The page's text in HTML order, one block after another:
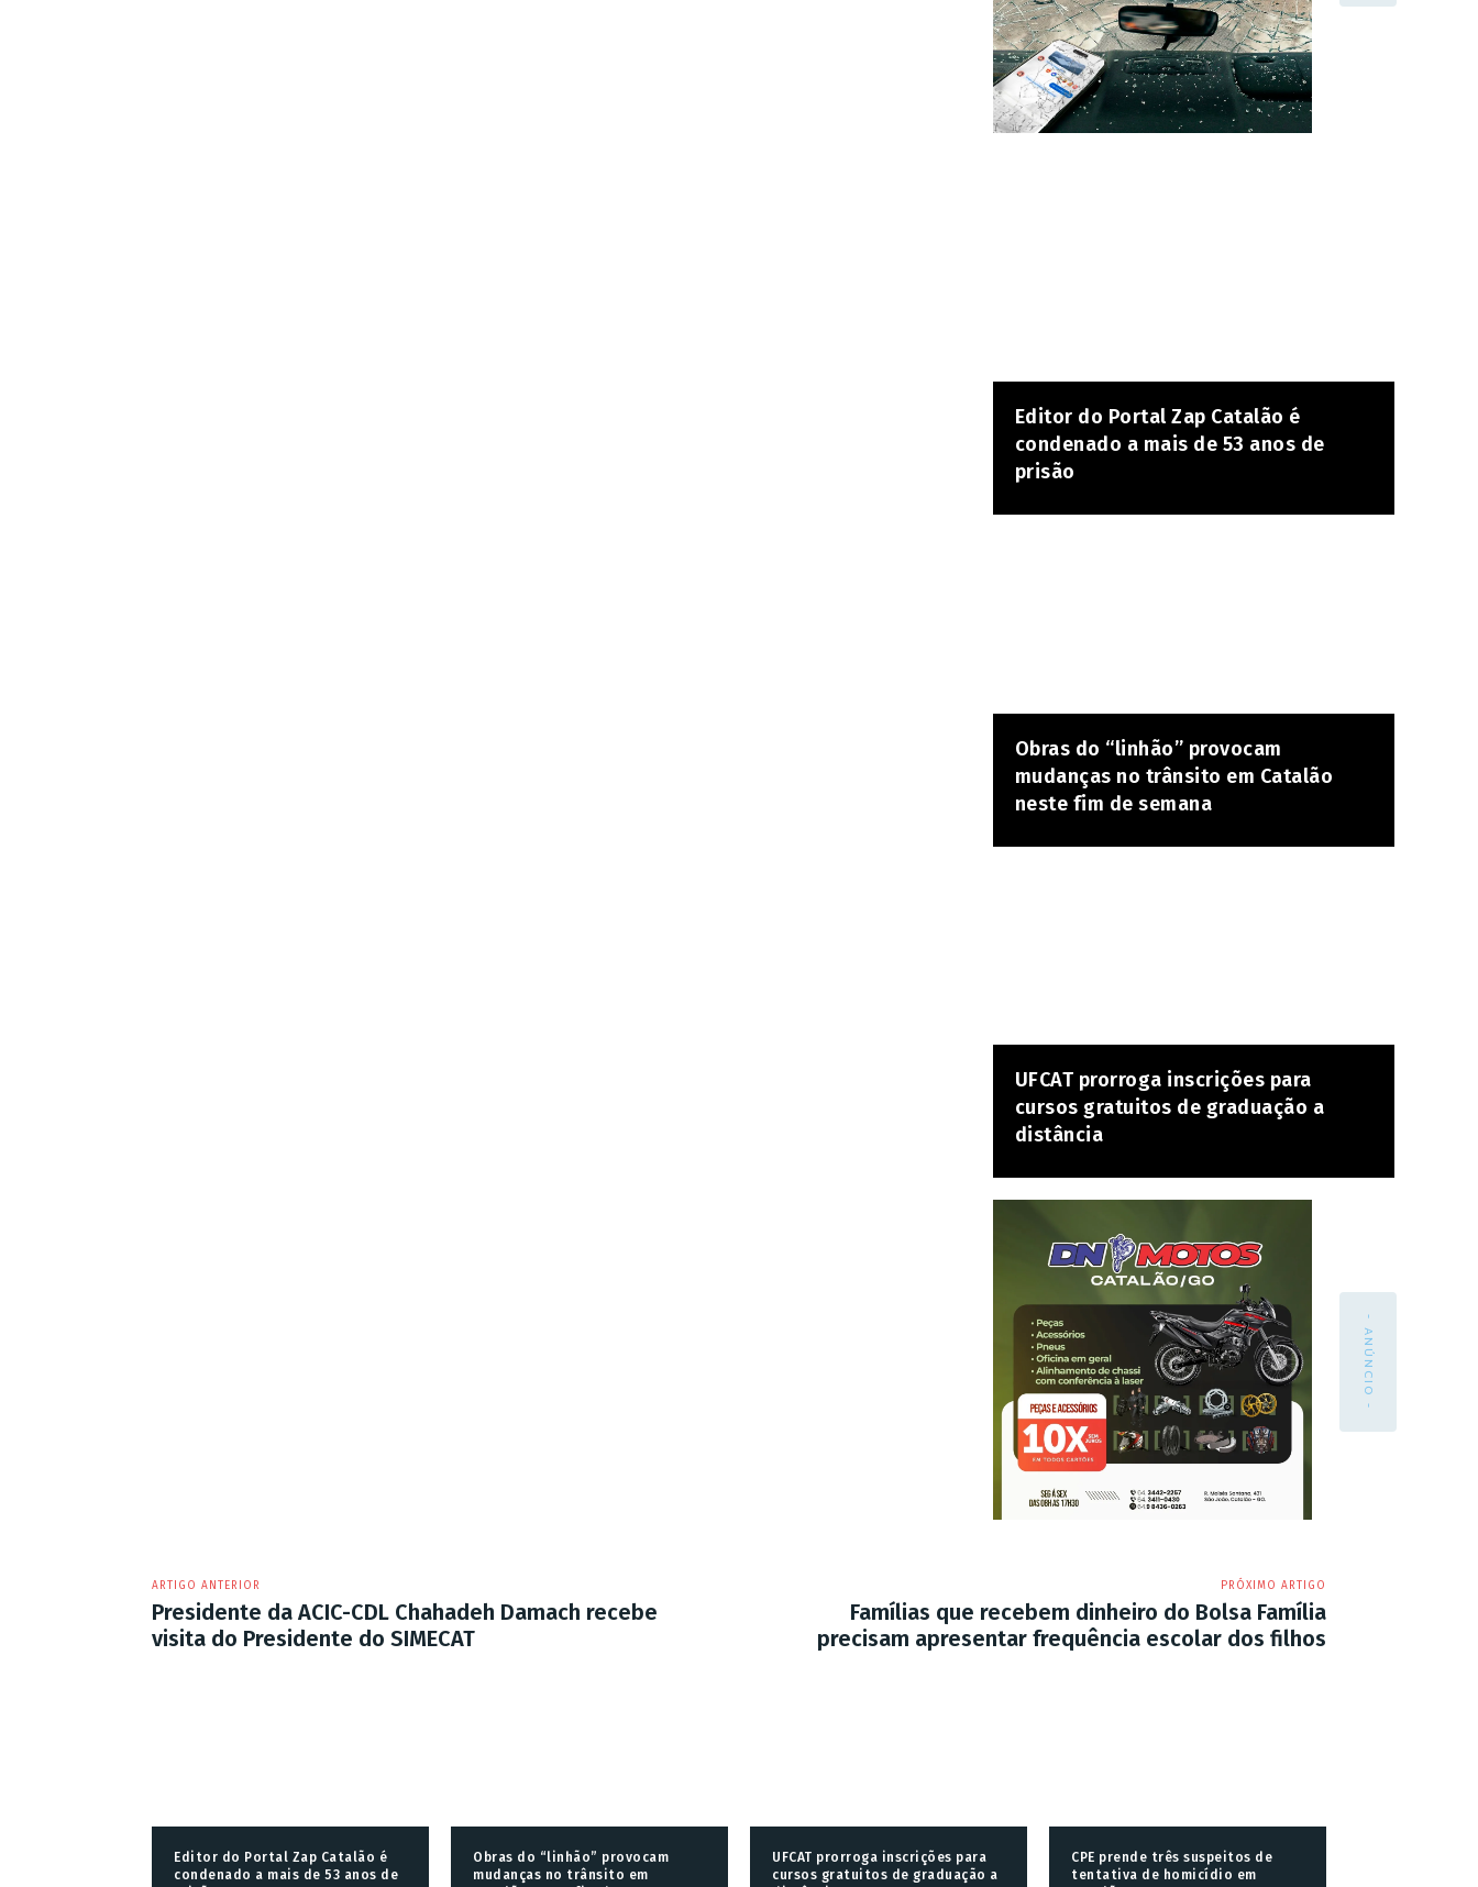
Editor do Portal Zap Catalão é
condenado a mais de 53 anos de
prisão
Obras do “linhão” provocam
mudanças no trânsito em Catalão
neste fim de semana
UFCAT prorroga inscrições para
cursos gratuitos de graduação a
distância
- ANÚNCIO -
ARTIGO ANTERIOR
Presidente da ACIC-CDL Chahadeh Damach recebe
visita do Presidente do SIMECAT
PRÓXIMO ARTIGO
Famílias que recebem dinheiro do Bolsa Família
precisam apresentar frequência escolar dos filhos
Editor do Portal Zap Catalão é
condenado a mais de 53 anos de
Obras do “linhão” provocam
mudanças no trânsito em
UFCAT prorroga inscrições para
cursos gratuitos de graduação a
CPE prende três suspeitos de
tentativa de homicídio em